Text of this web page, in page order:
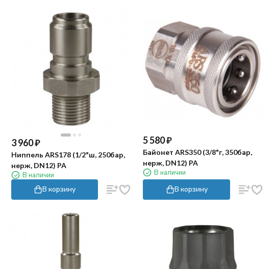
3 960₽
Ниппель ARS178 (1/2"ш, 250бар,
нерж, DN12) PA
В наличии
В корзину
5 580₽
Байонет ARS350 (3/8"г, 350бар,
нерж, DN12) PA
В наличии
В корзину